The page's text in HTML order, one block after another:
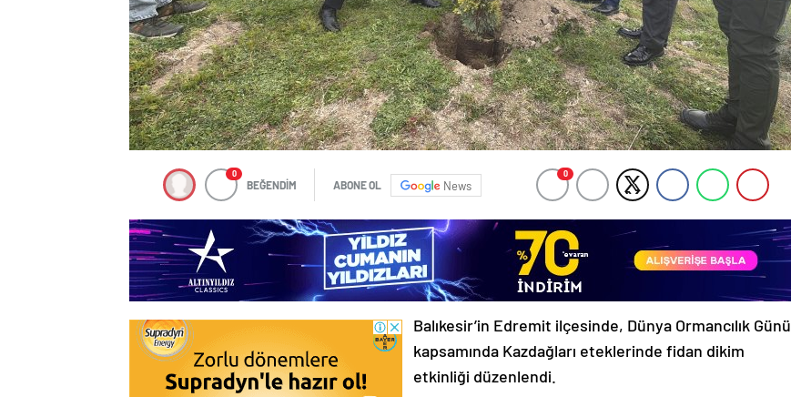
0
BEĞENDİM ABONE OL News
0
Balıkesir’in Edremit ilçesinde, Dünya Ormancılık Günü
kapsamında Kazdağları eteklerinde fidan dikim
etkinliği düzenlendi.